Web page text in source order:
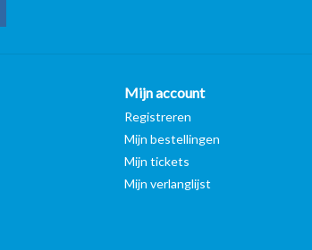
Mijn account
Registreren
Mijn bestellingen
Mijn tickets
Mijn verlanglijst